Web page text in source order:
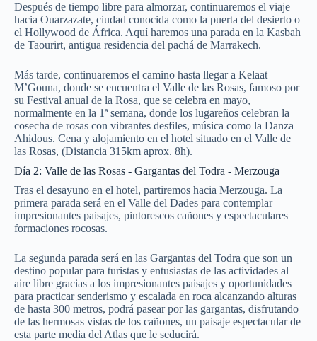
Después de tiempo libre para almorzar, continuaremos el viaje
hacia Ouarzazate, ciudad conocida como la puerta del desierto o
el Hollywood de África. Aquí haremos una parada en la Kasbah
de Taourirt, antigua residencia del pachá de Marrakech.
Más tarde, continuaremos el camino hasta llegar a Kelaat
M’Gouna, donde se encuentra el Valle de las Rosas, famoso por
su Festival anual de la Rosa, que se celebra en mayo,
normalmente en la 1ª semana, donde los lugareños celebran la
cosecha de rosas con vibrantes desfiles, música como la Danza
Ahidous. Cena y alojamiento en el hotel situado en el Valle de
las Rosas, (Distancia 315km aprox. 8h).
Día 2: Valle de las Rosas - Gargantas del Todra - Merzouga
Tras el desayuno en el hotel, partiremos hacia Merzouga. La
primera parada será en el Valle del Dades para contemplar
impresionantes paisajes, pintorescos cañones y espectaculares
formaciones rocosas.
La segunda parada será en las Gargantas del Todra que son un
destino popular para turistas y entusiastas de las actividades al
aire libre gracias a los impresionantes paisajes y oportunidades
para practicar senderismo y escalada en roca alcanzando alturas
de hasta 300 metros, podrá pasear por las gargantas, disfrutando
de las hermosas vistas de los cañones, un paisaje espectacular de
esta parte media del Atlas que le seducirá.